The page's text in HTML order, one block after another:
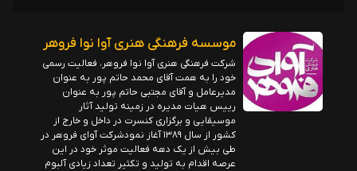
موسسه فرهنگی هنری آوا نوا فروهر
شرکت فرهنگی هنری آوا نوا فروهر، فعالیت رسمی
خود را به همت آقای محمد حاتم پور به عنوان
مدیرعامل و آقای مجتبی حاتم پور به عنوان
رییس هیات مدیره در زمینه تولید آثار
موسیقایی و برگزاری کنسرت در داخل و خارج از
کشور از سال ۱۳۸۹ آغاز نمودشرکت آوای فروهر در
طی بیش از یک دهه فعالیت موثر خود در این
عرصه اقدام به تولید و تکثیر تعداد زیادی آلبوم